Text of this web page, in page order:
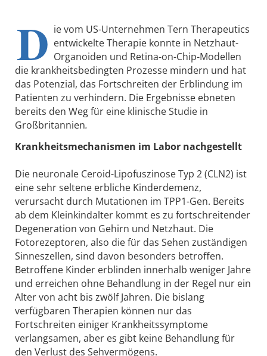
D ie vom US-Unternehmen Tern Therapeutics
entwickelte Therapie konnte in Netzhaut-
Organoiden und Retina-on-Chip-Modellen
die krankheitsbedingten Prozesse mindern und hat
das Potenzial, das Fortschreiten der Erblindung im
Patienten zu verhindern. Die Ergebnisse ebneten
bereits den Weg für eine klinische Studie in
Großbritannien.
Krankheitsmechanismen im Labor nachgestellt
Die neuronale Ceroid-Lipofuszinose Typ 2 (CLN2) ist
eine sehr seltene erbliche Kinderdemenz,
verursacht durch Mutationen im TPP1-Gen. Bereits
ab dem Kleinkindalter kommt es zu fortschreitender
Degeneration von Gehirn und Netzhaut. Die
Fotorezeptoren, also die für das Sehen zuständigen
Sinneszellen, sind davon besonders betroffen.
Betroffene Kinder erblinden innerhalb weniger Jahre
und erreichen ohne Behandlung in der Regel nur ein
Alter von acht bis zwölf Jahren. Die bislang
verfügbaren Therapien können nur das
Fortschreiten einiger Krankheitssymptome
verlangsamen, aber es gibt keine Behandlung für
den Verlust des Sehvermögens.